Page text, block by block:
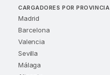
CARGADORES POR PROVINCIA
Madrid
Barcelona
Valencia
Sevilla
Málaga